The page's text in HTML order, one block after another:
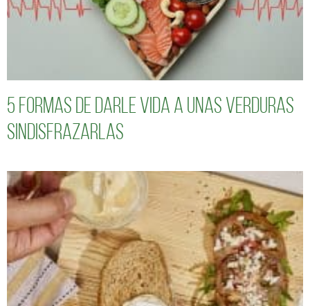
5 formas de darle vida a unas verduras
sindisfrazarlas